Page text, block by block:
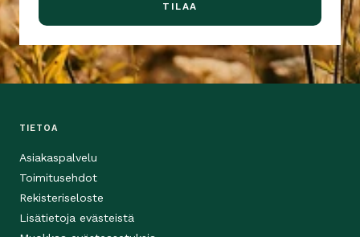
TILAA
TIETOA
Asiakaspalvelu
Toimitusehdot
Rekisteriseloste
Lisätietoja evästeistä